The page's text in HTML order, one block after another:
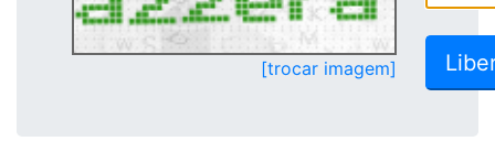
[trocar imagem]